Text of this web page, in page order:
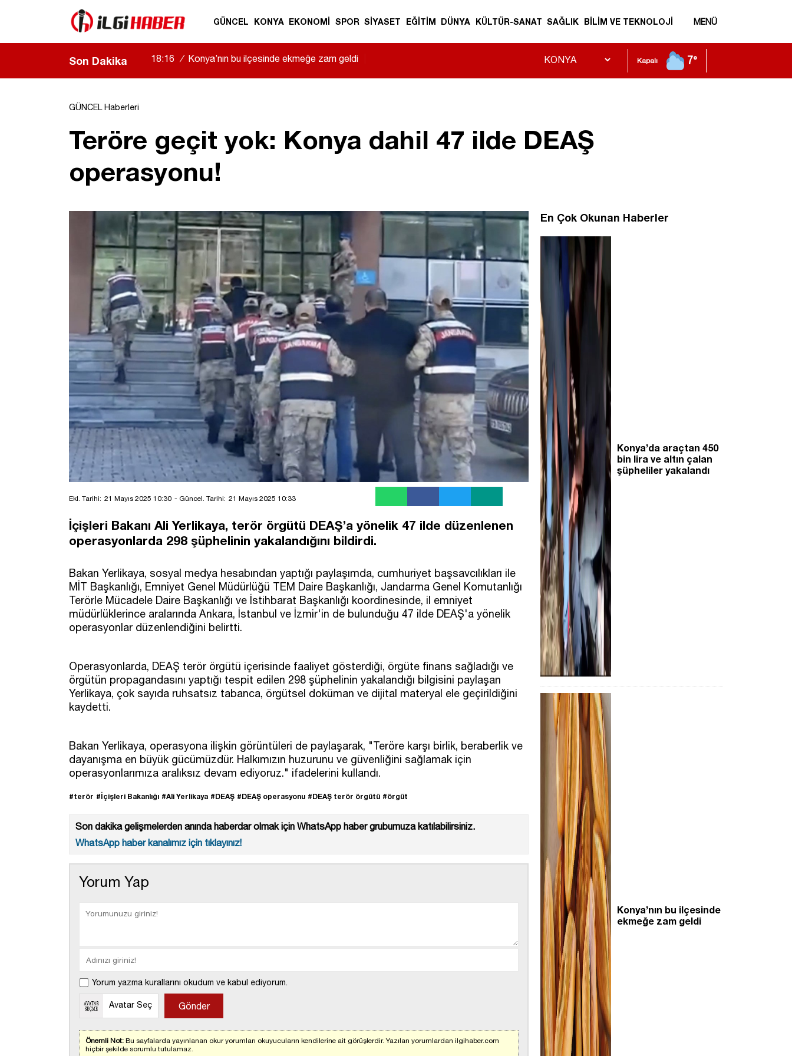
GÜNCEL KONYA EKONOMİ SPOR SİYASET EĞİTİM DÜNYA KÜLTÜR-SANAT SAĞLIK BİLİM VE TEKNOLOJİ MENÜ
Son Dakika 18:16 / Konya’nın bu ilçesinde ekmeğe zam geldi Kapalı 7°
GÜNCEL Haberleri
Teröre geçit yok: Konya dahil 47 ilde DEAŞ
operasyonu!
Ekl. Tarihi: 21 Mayıs 2025 10:30 - Güncel. Tarihi: 21 Mayıs 2025 10:33
İçişleri Bakanı Ali Yerlikaya, terör örgütü DEAŞ’a yönelik 47 ilde düzenlenen
operasyonlarda 298 şüphelinin yakalandığını bildirdi.
Bakan Yerlikaya, sosyal medya hesabından yaptığı paylaşımda, cumhuriyet başsavcılıkları ile
MİT Başkanlığı, Emniyet Genel Müdürlüğü TEM Daire Başkanlığı, Jandarma Genel Komutanlığı
Terörle Mücadele Daire Başkanlığı ve İstihbarat Başkanlığı koordinesinde, il emniyet
müdürlüklerince aralarında Ankara, İstanbul ve İzmir'in de bulunduğu 47 ilde DEAŞ'a yönelik
operasyonlar düzenlendiğini belirtti.
Operasyonlarda, DEAŞ terör örgütü içerisinde faaliyet gösterdiği, örgüte finans sağladığı ve
örgütün propagandasını yaptığı tespit edilen 298 şüphelinin yakalandığı bilgisini paylaşan
Yerlikaya, çok sayıda ruhsatsız tabanca, örgütsel doküman ve dijital materyal ele geçirildiğini
kaydetti.
Bakan Yerlikaya, operasyona ilişkin görüntüleri de paylaşarak, "Teröre karşı birlik, beraberlik ve
dayanışma en büyük gücümüzdür. Halkımızın huzurunu ve güvenliğini sağlamak için
operasyonlarımıza aralıksız devam ediyoruz." ifadelerini kullandı.
#terör #İçişleri Bakanlığı #Ali Yerlikaya #DEAŞ #DEAŞ operasyonu #DEAŞ terör örgütü #örgüt
Son dakika gelişmelerden anında haberdar olmak için WhatsApp haber grubumuza katılabilirsiniz.
WhatsApp haber kanalımız için tıklayınız!
Yorum Yap
Yorum yazma kurallarını okudum ve kabul ediyorum.
Avatar Seç
Önemli Not: Bu sayfalarda yayınlanan okur yorumları okuyucuların kendilerine ait görüşlerdir. Yazılan yorumlardan ilgihaber.com
hiçbir şekilde sorumlu tutulamaz.
En Çok Okunan Haberler
Konya’da araçtan 450
bin lira ve altın çalan
şüpheliler yakalandı
Konya’nın bu ilçesinde
ekmeğe zam geldi